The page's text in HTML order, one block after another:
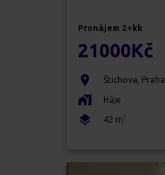
Pronájem 2+kk
21000Kč
Štichova, Praha
Háje
42 m 2